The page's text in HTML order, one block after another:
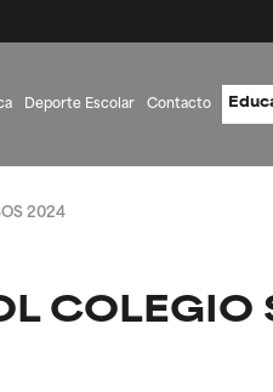
Deporte Escolar Contacto
2024
COLEGIO